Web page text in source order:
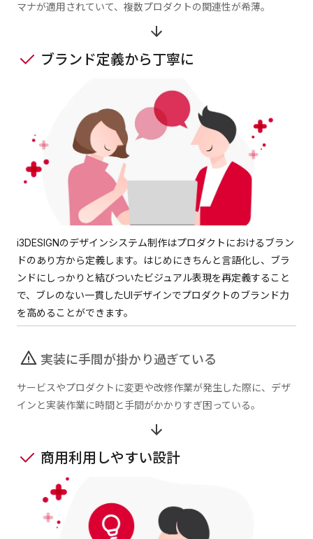
マナが適用されていて、複数プロダクトの関連性が希薄。
ブランド定義から丁寧に
i3DESIGNのデザインシステム制作はプロダクトにおけるブラン
ドのあり方から定義します。はじめにきちんと言語化し、ブラ
ンドにしっかりと結びついたビジュアル表現を再定義すること
で、ブレのない一貫したUIデザインでプロダクトのブランド力
を高めることができます。
実装に手間が掛かり過ぎている
サービスやプロダクトに変更や改修作業が発生した際に、デザ
インと実装作業に時間と手間がかかりすぎ困っている。
商用利用しやすい設計